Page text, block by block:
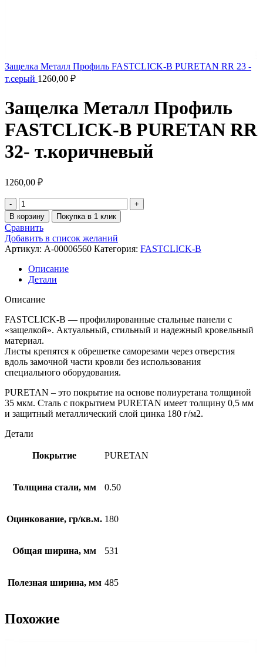
Защелка Металл Профиль FASTCLICK-В PURETAN RR 23 -
т.серый 1260,00 ₽
Защелка Металл Профиль
FASTCLICK-В PURETAN RR
32- т.коричневый
1260,00 ₽
В корзину Покупка в 1 клик
Сравнить
Добавить в список желаний
Артикул: A-00006560 Категория: FASTCLICK-B
Описание
Детали
Описание
FASTCLICK-В — профилированные стальные панели с
«защелкой». Актуальный, стильный и надежный кровельный
материал.
Листы крепятся к обрешетке саморезами через отверстия
вдоль замочной части кровли без использования
специального оборудования.
PURETAN – это покрытие на основе полиуретана толщиной
35 мкм. Сталь с покрытием PURETAN имеет толщину 0,5 мм
и защитный металлический слой цинка 180 г/м2.
Детали
Покрытие PURETAN
Толщина стали, мм 0.50
Оцинкование, гр/кв.м. 180
Общая ширина, мм 531
Полезная ширина, мм 485
Похожие